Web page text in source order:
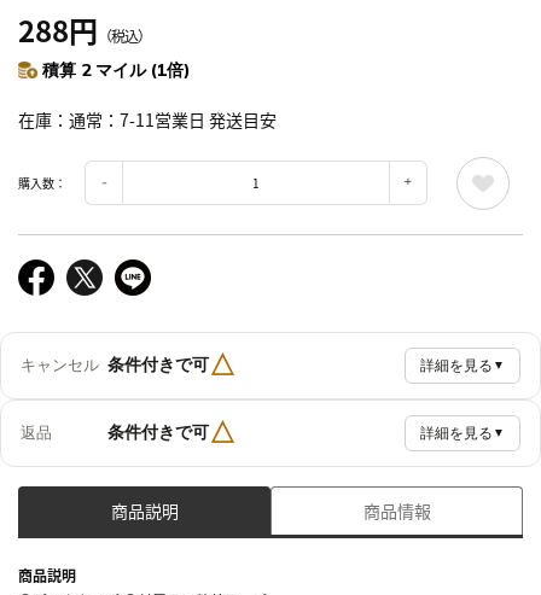
288円 （税込）
積算 2 マイル (1倍)
在庫 通常：7-11営業日 発送目安
購入数：
キャンセル 条件付きで可△ 詳細を見る ▼
返品 条件付きで可△ 詳細を見る ▼
商品説明 商品情報
商品説明